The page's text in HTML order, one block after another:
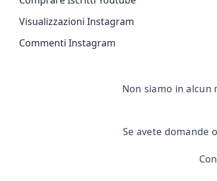
Visualizzazioni Instagram
Commenti Instagram
Non siamo in
Se avete domande